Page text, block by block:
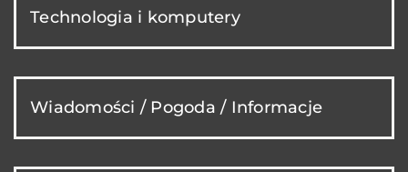
Technologia i komputery
Wiadomości / Pogoda / Informacje